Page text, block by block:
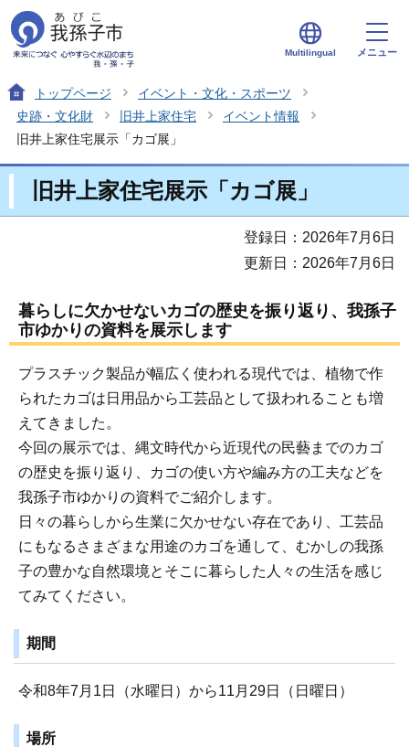
Multilingual メニュー
トップページ
イベント・文化・スポーツ
史跡・文化財
旧井上家住宅
イベント情報
旧井上家住宅展示「カゴ展」
旧井上家住宅展示「カゴ展」
登録日：2026年7月6日
更新日：2026年7月6日
暮らしに欠かせないカゴの歴史を振り返り、我孫子
市ゆかりの資料を展示します
プラスチック製品が幅広く使われる現代では、植物で作
られたカゴは日用品から工芸品として扱われることも増
えてきました。
今回の展示では、縄文時代から近現代の民藝までのカゴ
の歴史を振り返り、カゴの使い方や編み方の工夫などを
我孫子市ゆかりの資料でご紹介します。
日々の暮らしから生業に欠かせない存在であり、工芸品
にもなるさまざまな用途のカゴを通して、むかしの我孫
子の豊かな自然環境とそこに暮らした人々の生活を感じ
てみてください。
期間
令和8年7月1日（水曜日）から11月29日（日曜日）
場所